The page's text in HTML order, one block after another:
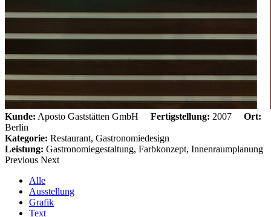
Kunde: Aposto Gaststätten GmbH Fertigstellung: 2007 Ort:
Berlin
Kategorie: Restaurant, Gastronomiedesign
Leistung: Gastronomiegestaltung, Farbkonzept, Innenraumplanung
Previous Next
Alle
Ausstellung
Grafik
Text